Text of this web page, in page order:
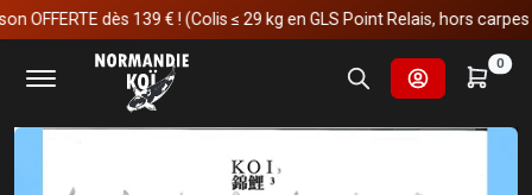
dès 139 € ! (Colis ≤ 29 kg en GLS Point Relais, hors carpes koï)
0
Accueil Matériels
Décorations et cadeaux
Koï poster n°3 A4 plastifié